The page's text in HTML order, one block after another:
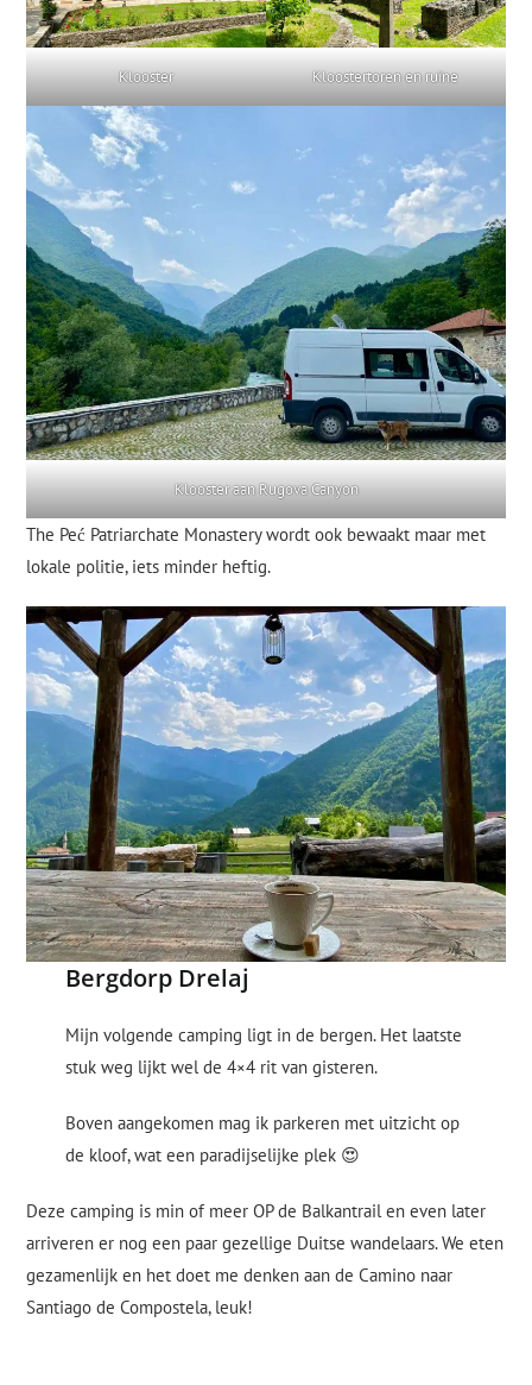
Klooster Kloostertoren en ruïne
Klooster aan Rugova Canyon
The Peć Patriarchate Monastery wordt ook bewaakt maar met
lokale politie, iets minder heftig.
Bergdorp Drelaj
Mijn volgende camping ligt in de bergen. Het laatste
stuk weg lijkt wel de 4×4 rit van gisteren.
Boven aangekomen mag ik parkeren met uitzicht op
de kloof, wat een paradijselijke plek 😍
Deze camping is min of meer OP de Balkantrail en even later
arriveren er nog een paar gezellige Duitse wandelaars. We eten
gezamenlijk en het doet me denken aan de Camino naar
Santiago de Compostela, leuk!